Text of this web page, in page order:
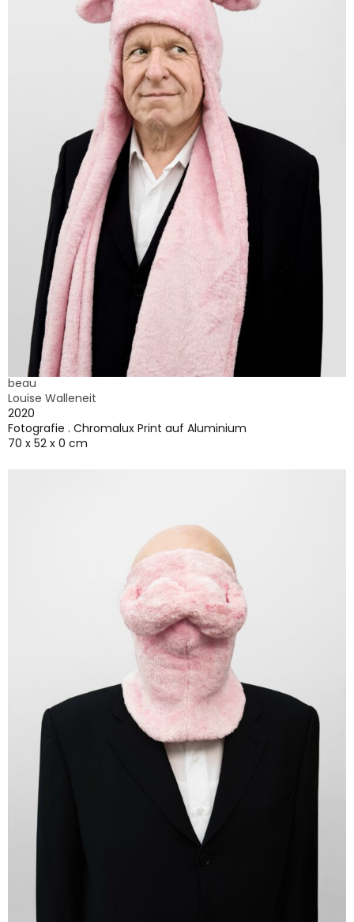
beau
Louise Walleneit
2020
Fotografie . Chromalux Print auf Aluminium
70 x 52 x 0 cm